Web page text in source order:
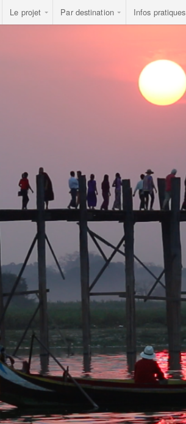
Le projet Par destination Infos pratiques